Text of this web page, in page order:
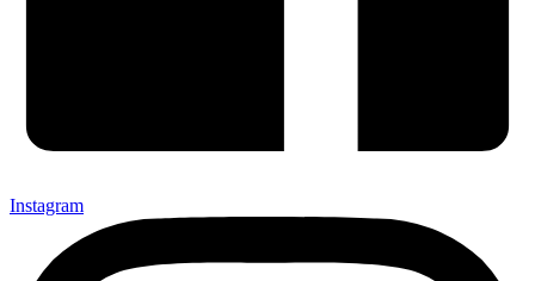
Instagram